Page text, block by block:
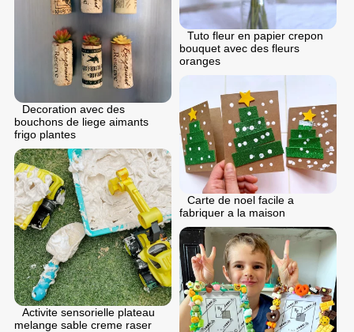
Tuto fleur en papier crepon
bouquet avec des fleurs
oranges
Decoration avec des
bouchons de liege aimants
frigo plantes
Carte de noel facile a
fabriquer a la maison
Activite sensorielle plateau
melange sable creme raser